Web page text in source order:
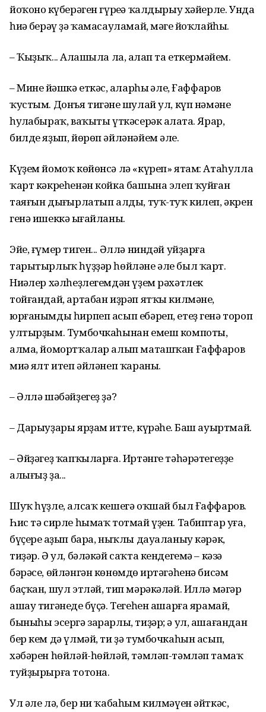
йоҡоноң күберәген гүреңә ҡалдырыу хәйерле. Унда
һиңә берәү ҙә ҡамасауламай, мәңге йоҡлайһың.
– Ҡыҙыҡ... Аңлашыла ла, аңлап та еткермәйем.
– Минең йәшкә еткәс, аңларһың әле, Ғаффаров
ҡустым. Донъя тигәнең шулай ул, күп нәмәне
һуңлабыраҡ, ваҡыты үткәсерәк аңлата. Ярар,
билде яҙып, йөрөп әйләнәйем әле.
Күҙем йомоҡ көйөнсә лә «күреп» ятам: Атаһулла
ҡарт кәкреһенән койка башына элеп ҡуйған
таяғын дыңғырлатып алды, туҡ-туҡ килеп, әкрен
генә ишеккә ыңғайланы.
Эйе, ғүмер тиген... Әллә ниндәй уйҙарға
тарытырлыҡ һүҙҙәр һөйләне әле был ҡарт.
Ниңәлер хәлһеҙлегемдән үҙем рәхәтлек
тойғандай, артабан иҙрәп ятҡы килмәне,
юрғанымды һирпеп асып ебәреп, етеҙ генә тороп
ултырҙым. Тумбочкаһынан емеш компоты,
алма, йомортҡалар алып маташҡан Ғаффаров
миңә ялт итеп әйләнеп ҡараны.
– Әллә шәбәйҙегеҙ ҙә?
– Дарыуҙары ярҙам итте, күрәһең. Баш ауыртмай.
– Әйҙәгеҙ ҡапҡыларға. Иртәнге тә­һәрәтегеҙҙе
алығыҙ ҙа...
Шуҡ һүҙле, алсаҡ кешегә оҡшай был Ғаффаров.
Һис тә сирле һымаҡ тотмай үҙен. Табиптар уға,
бүҫерең аҙып бара, ныҡлы дауаланыу кәрәк,
тиҙәр. Ә ул, бәләкәй саҡта кендегемә – кәзә
бәрәсе, өйләнгән көнөмдөң иртәгәһенә бисәм
баҫҡан, шул этләй, тип мәрәкәләй. Иллә мәгәр
ашау тигәнеңде бүҫә. Тегеһен ашарға ярамай,
быныһы эсергә зарарлы, тиҙәр; ә ул, ашағандан
бер кем дә үлмәй, ти ҙә тумбочкаһын асып,
хәбәрен һөйләй-һөйләй, тәмләп-тәмләп тамаҡ
туйҙырырға тотона.
Ул әле лә, бер ни ҡабаһым килмәүен әйткәс,